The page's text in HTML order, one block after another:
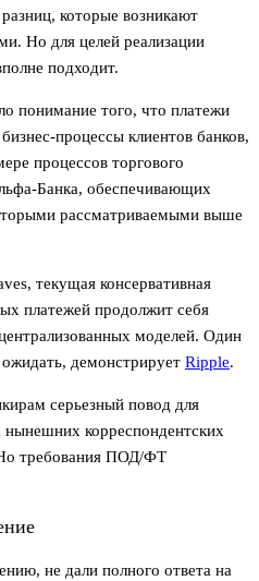
которые возникают
Но для целей реализации
подходит.
понимание того, что платежи
процессы клиентов банков,
процессов торгового
Банка, обеспечивающих
рассматриваемыми выше
текущая консервативная
платежей продолжит себя
моделей. Один
демонстрирует Ripple.
серьезный повод для
корреспондентских
требования ПОД/ФТ
не дали полного ответа на